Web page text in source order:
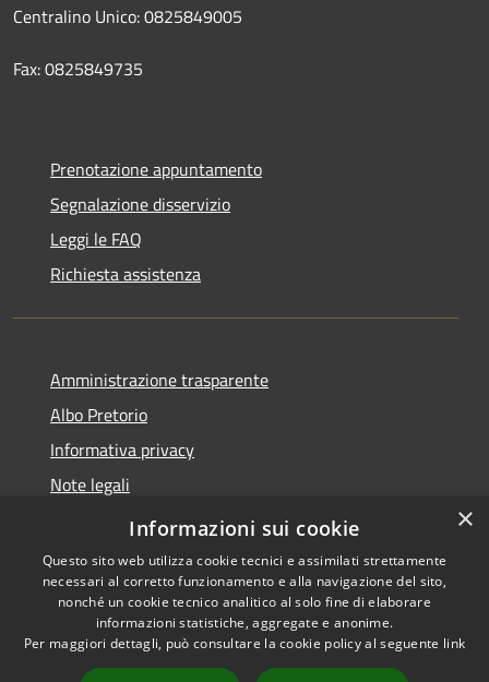
Centralino Unico: 0825849005
Fax: 0825849735
Prenotazione appuntamento
Segnalazione disservizio
Leggi le FAQ
Richiesta assistenza
Amministrazione trasparente
Albo Pretorio
Informativa privacy
Note legali
Dichiarazione di accessibilità
Accessibilità
Copyright © 2026 • Comune di
Casalbore • Powered by
×
Informazioni sui cookie
Questo sito web utilizza cookie tecnici e assimilati strettamente
necessari al corretto funzionamento e alla navigazione del sito,
nonché un cookie tecnico analitico al solo fine di elaborare
informazioni statistiche, aggregate e anonime.
Per maggiori dettagli, può consultare la cookie policy al seguente link